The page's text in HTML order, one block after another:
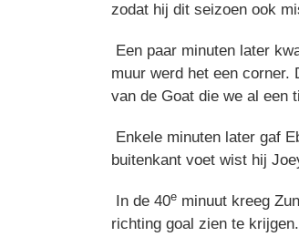
zodat hij dit seizoen ook
Een paar minuten later
muur werd het een corner.
van de Goat die we al een
Enkele minuten later gaf
buitenkant voet wist hij
In de 40e minuut kreeg
richting goal zien te